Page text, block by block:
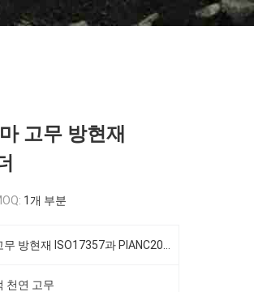
고무 방현재
1개 부분
천연 고무